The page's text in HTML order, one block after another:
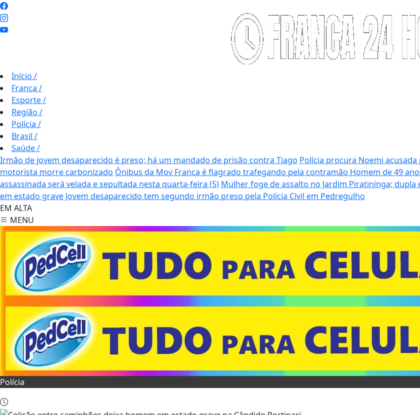
Início /
Franca /
Esporte/
Região /
Polícia /
Brasil /
Saúde/
Irmão de jovem desaparecido é preso; há um mandado de prisão contra Tiago Polícia procura Noemi
motorista morre carbonizado Ônibus da Mov Franca é flagrado trafegando pela contramão Homem de 49
assassinada será velada e sepultada nesta quarta-feira (5) Mulher foge de assalto no Jardim Piratininga; dupla
em estado grave Jovem desaparecido tem segundo irmão preso pela Polícia Civil em Pedregulho
EM ALTA
MENU
Polícia